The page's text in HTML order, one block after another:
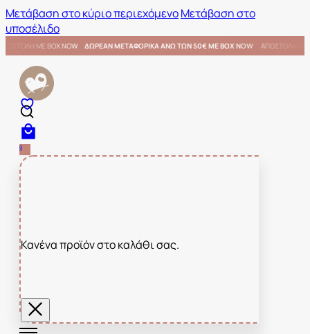
Μετάβαση στο κύριο περιεχόμενοΜετάβαση στο
υποσέλιδο
NOW ΑΠΟΣΤΟΛΗ ΜΕ BOX NOW ΔΩΡΕΑΝ ΜΕΤΑΦΟΡΙΚΑ ΑΝΩ ΤΩΝ 50€ ΜΕ BOX NOW
0
Κανένα προϊόν στο καλάθι σας.